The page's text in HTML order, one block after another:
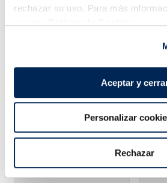
rechazar su uso. Para más
Aceptar y
Personalizar
Rechazar
¡Combínalo y hazte un